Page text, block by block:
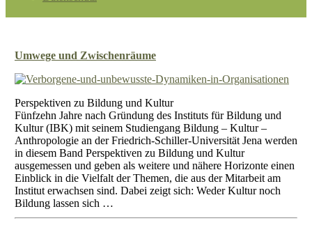
Umwege und Zwischenräume
Perspektiven zu Bildung und Kultur
Fünfzehn Jahre nach Gründung des Instituts für Bildung und
Kultur (IBK) mit seinem Studiengang Bildung – Kultur –
Anthropologie an der Friedrich-Schiller-Universität Jena werden
in diesem Band Perspektiven zu Bildung und Kultur
ausgemessen und geben als weitere und nähere Horizonte einen
Einblick in die Vielfalt der Themen, die aus der Mitarbeit am
Institut erwachsen sind. Dabei zeigt sich: Weder Kultur noch
Bildung lassen sich …